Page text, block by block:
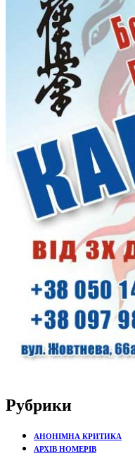
Рубрики
АНОНІМНА КРИТИКА
АРХІВ НОМЕРІВ